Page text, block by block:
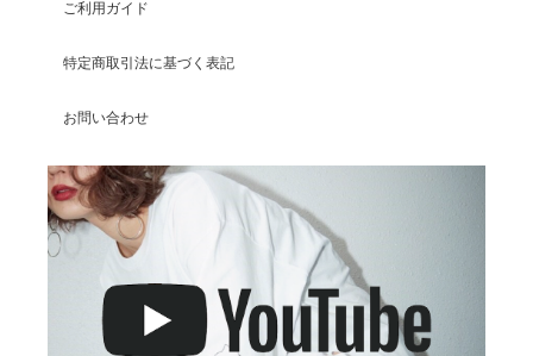
ご利用ガイド
特定商取引法に基づく表記
お問い合わせ